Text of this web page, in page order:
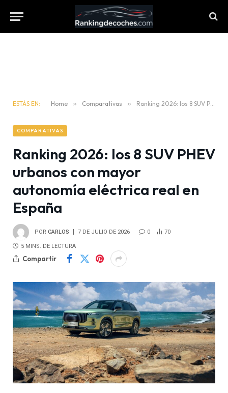
ESTÁS EN: Home » Comparativas » Ranking 2026: los 8 SUV PHEV urbanos con mayor autonomía eléctrica real en España
COMPARATIVAS
Ranking 2026: los 8 SUV PHEV
urbanos con mayor
autonomía eléctrica real en
España
POR CARLOS 7 DE JULIO DE 2026 0 70
5 MINS. DE LECTURA
Compartir